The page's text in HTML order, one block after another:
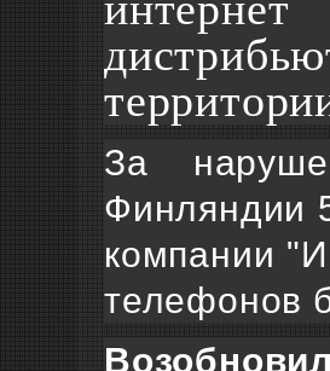
За
Финляндии
компании
телефонов